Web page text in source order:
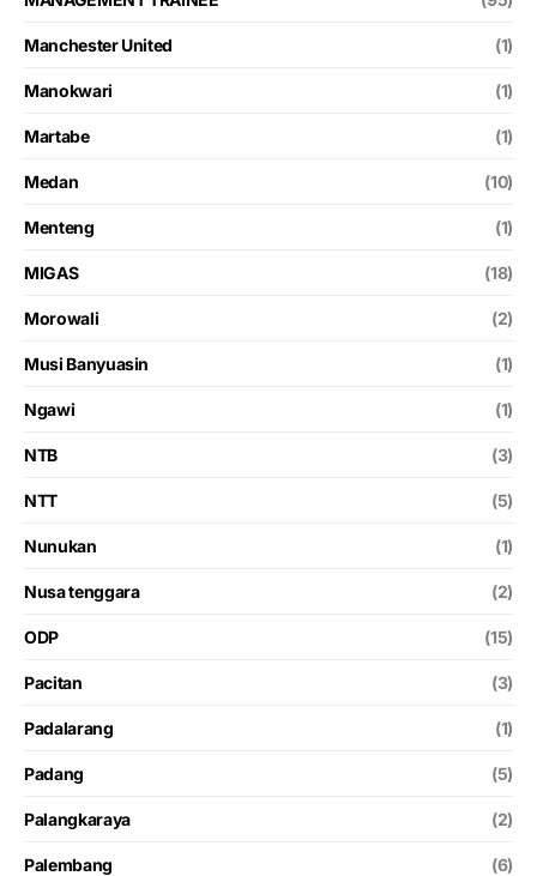
Manchester United (1)
Manokwari (1)
Martabe (1)
Medan (10)
Menteng (1)
MIGAS (18)
Morowali (2)
Musi Banyuasin (1)
Ngawi (1)
NTB (3)
NTT (5)
Nunukan (1)
Nusa tenggara (2)
ODP (15)
Pacitan (3)
Padalarang (1)
Padang (5)
Palangkaraya (2)
Palembang (6)